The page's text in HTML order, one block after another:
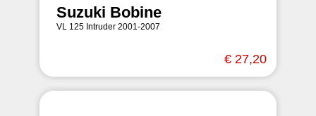
Suzuki Bobine
VL 125 Intruder 2001-2007
€ 27,20